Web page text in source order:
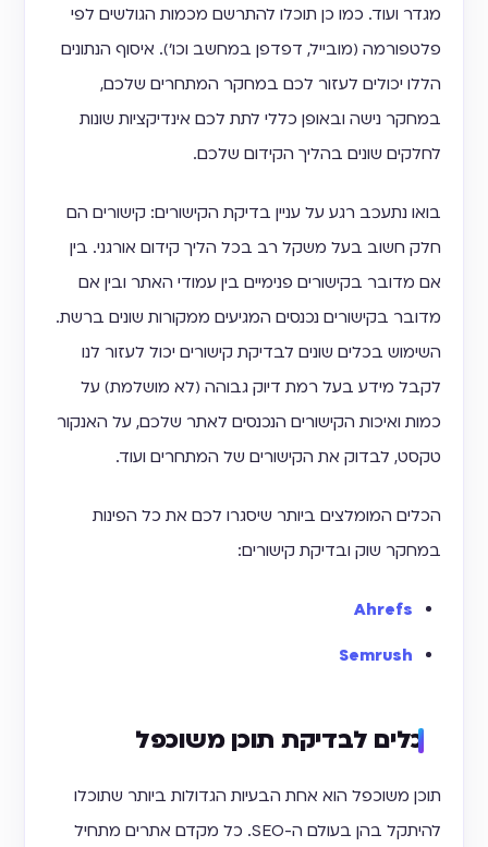
מגדר ועוד. כמו כן תוכלו להתרשם מכמות הגולשים לפי
פלטפורמה (מובייל, דפדפן במחשב וכו'). איסוף הנתונים
הללו יכולים לעזור לכם במחקר המתחרים שלכם,
במחקר נישה ובאופן כללי לתת לכם אינדיקציות שונות
לחלקים שונים בהליך הקידום שלכם.
בואו נתעכב רגע על עניין בדיקת הקישורים: קישורים הם
חלק חשוב בעל משקל רב בכל הליך קידום אורגני. בין
אם מדובר בקישורים פנימיים בין עמודי האתר ובין אם
מדובר בקישורים נכנסים המגיעים ממקורות שונים ברשת.
השימוש בכלים שונים לבדיקת קישורים יכול לעזור לנו
לקבל מידע בעל רמת דיוק גבוהה (לא מושלמת) על
כמות ואיכות הקישורים הנכנסים לאתר שלכם, על האנקור
טקסט, לבדוק את הקישורים של המתחרים ועוד.
הכלים המומלצים ביותר שיסגרו לכם את כל הפינות
במחקר שוק ובדיקת קישורים:
Ahrefs
Semrush
כלים לבדיקת תוכן משוכפל
תוכן משוכפל הוא אחת הבעיות הגדולות ביותר שתוכלו
להיתקל בהן בעולם ה-SEO. כל מקדם אתרים מתחיל